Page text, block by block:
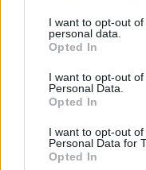
I want to opt-out
personal data.
Opted In
I want to opt-out
Personal Data.
Opted In
I want to opt-out
Personal Data for
Opted In
Il ruolo
offesa
Un ulteriore
procedura di
stabilire la